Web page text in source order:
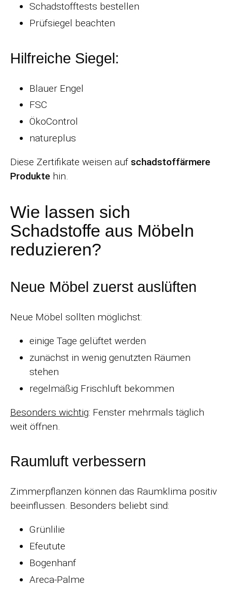
Schadstofftests bestellen
Prüfsiegel beachten
Hilfreiche Siegel:
Blauer Engel
FSC
ÖkoControl
natureplus
Diese Zertifikate weisen auf schadstoffärmere
Produkte hin.
Wie lassen sich
Schadstoffe aus Möbeln
reduzieren?
Neue Möbel zuerst auslüften
Neue Möbel sollten möglichst:
einige Tage gelüftet werden
zunächst in wenig genutzten Räumen
stehen
regelmäßig Frischluft bekommen
Besonders wichtig: Fenster mehrmals täglich
weit öffnen.
Raumluft verbessern
Zimmerpflanzen können das Raumklima positiv
beeinflussen. Besonders beliebt sind:
Grünlilie
Efeutute
Bogenhanf
Areca-Palme